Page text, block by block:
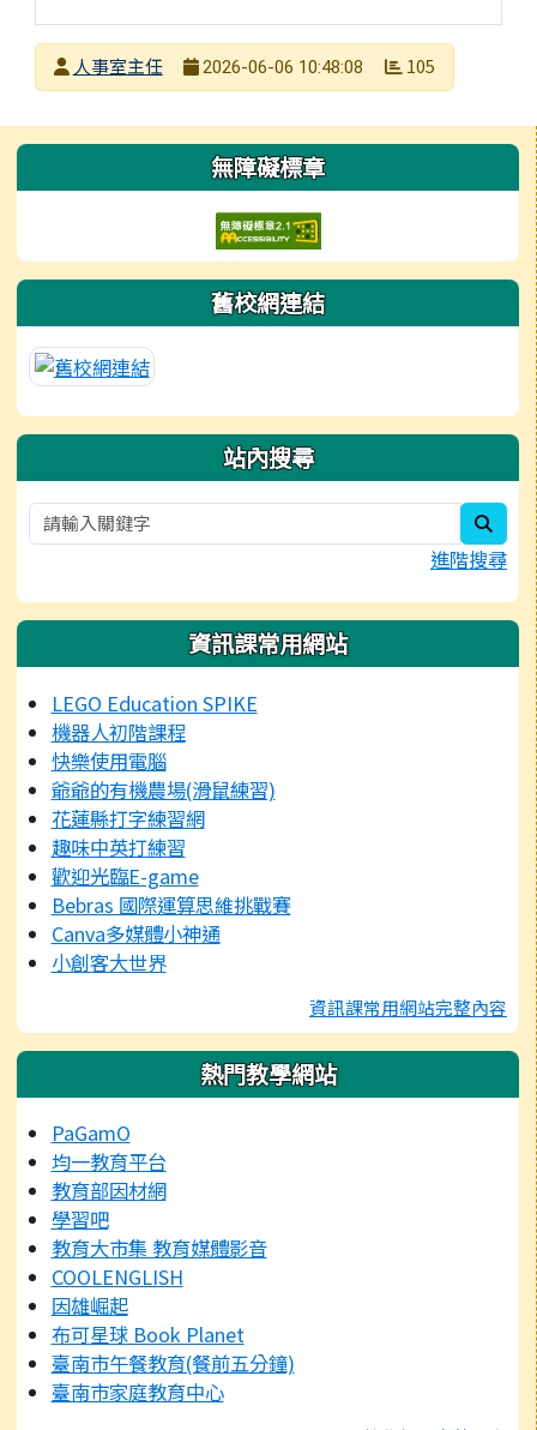
發布者人事室主任
2026-06-06 10:48:08 105
左邊區域內容 無障礙標章
舊校網連結
站內搜尋
進階搜尋
資訊課常用網站
LEGO Education SPIKE
機器人初階課程
快樂使用電腦
爺爺的有機農場(滑鼠練習)
花蓮縣打字練習網
趣味中英打練習
歡迎光臨E-game
Bebras 國際運算思維挑戰賽
Canva多媒體小神通
小創客大世界
資訊課常用網站完整內容
熱門教學網站
PaGamO
均一教育平台
教育部因材網
學習吧
教育大市集 教育媒體影音
COOLENGLISH
因雄崛起
布可星球 Book Planet
臺南市午餐教育(餐前五分鐘)
臺南市家庭教育中心